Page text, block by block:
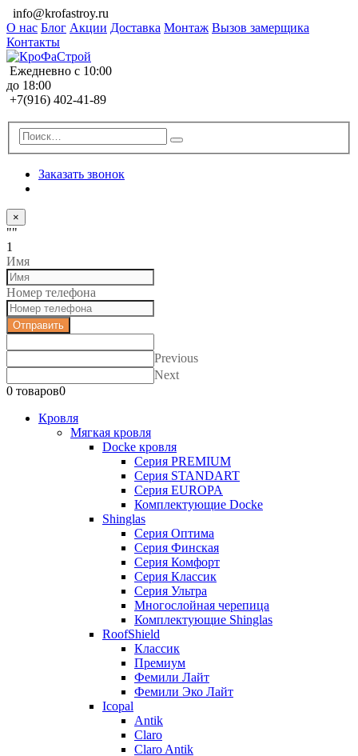
info@krofastroy.ru
О нас Блог Акции Доставка Монтаж Вызов замерщика
Контакты
Ежедневно с 10:00
до 18:00
+7(916) 402-41-89
Заказать звонок
×
""
1
Имя
Номер телефона
Отправить
Previous
Next
0 товаров0
Кровля
Мягкая кровля
Docke кровля
Серия PREMIUM
Серия STANDART
Серия EUROPA
Комплектующие Docke
Shinglas
Серия Оптима
Серия Финская
Серия Комфорт
Серия Классик
Серия Ультра
Многослойная черепица
Комплектующие Shinglas
RoofShield
Классик
Премиум
Фемили Лайт
Фемили Эко Лайт
Icopal
Antik
Claro
Claro Antik